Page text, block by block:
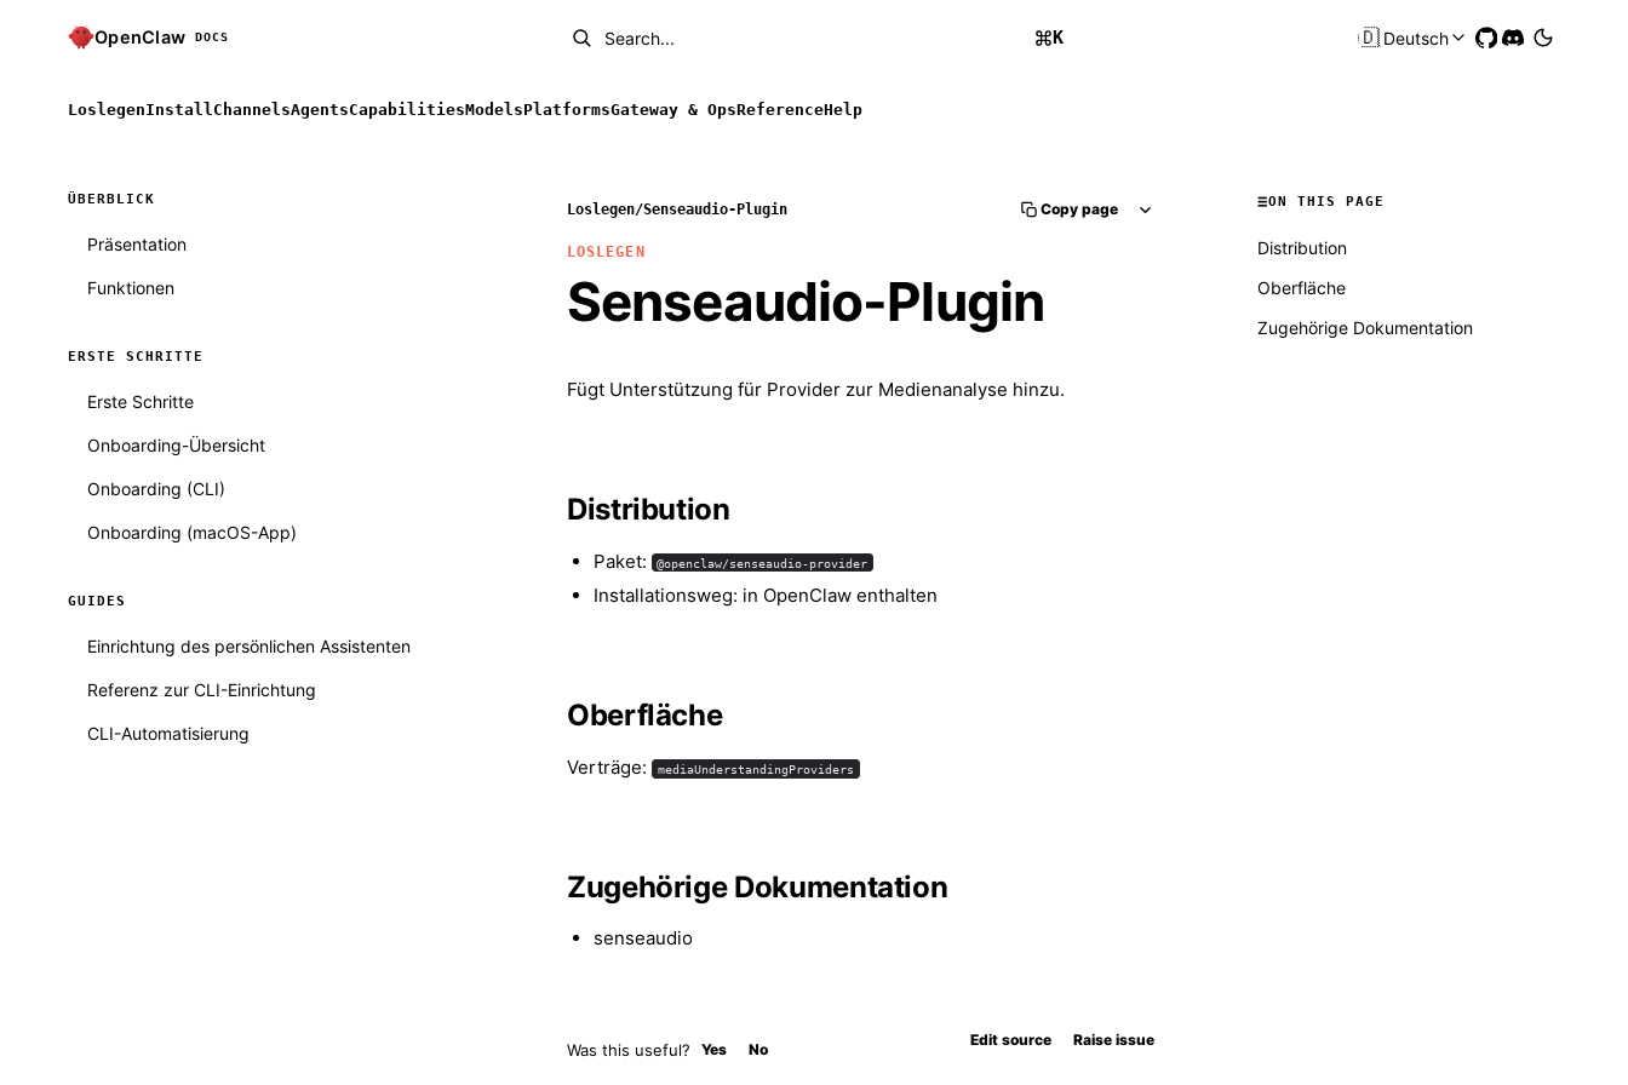
OpenClaw DOCS Search... K 🇩🇪Deutsch
LoslegenInstall ChannelsAgentsCapabilitiesModelsPlatformsGateway & OpsReferenceHelp
ÜBERBLICK
Präsentation
Funktionen
ERSTE SCHRITTE
Erste Schritte
Onboarding-Übersicht
Onboarding (CLI)
Onboarding (macOS-App)
GUIDES
Einrichtung des persönlichen Assistenten
Referenz zur CLI-Einrichtung
CLI-Automatisierung
Loslegen/Senseaudio-Plugin Copy page
LOSLEGEN
Senseaudio-Plugin
Fügt Unterstützung für Provider zur Medienanalyse hinzu.
Distribution
Paket: @openclaw/senseaudio-provider
Installationsweg: in OpenClaw enthalten
Oberfläche
Verträge: mediaUnderstandingProviders
Zugehörige Dokumentation
senseaudio
Was this useful? Yes No
Edit source Raise issue
ON THIS PAGE
Distribution
Oberfläche
Zugehörige Dokumentation